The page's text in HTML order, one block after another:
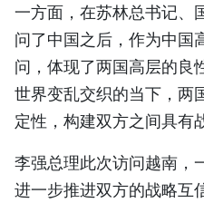
人民报
TIẾNG
一方面，在苏林总书记、
问了中国之后，作为中国
问，体现了两国高层的良
世界变乱交织的当下，两
定性，构建双方之间具有
李强总理此次访问越南，
进一步推进双方的战略互